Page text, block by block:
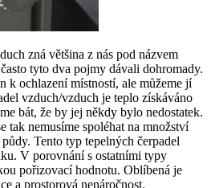
zná většina z nás pod názvem
tyto dva pojmy dávali dohromady.
k ochlazení místností, ale můžeme jí
vzduch/vzduch je teplo získáváno
bát, že by jej někdy bylo nedostatek.
tak nemusíme spoléhat na množství
Tento typ tepelných čerpadel
V porovnání s ostatními typy
pořizovací hodnotu. Oblíbená je
a prostorová nenáročnost.